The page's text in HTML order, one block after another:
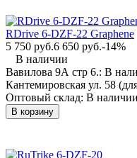
недозаряда.
Вибрация.
трансмиссии или
активной массы на
электропроводность
заявленных 400-700
1:0 в пользу
RDrive 6-DZF-22 Graphene
5 750 руб.6 650 руб.-14%
В наличии
Вавилова 9А стр 6.: В
Кантемировская ул. 58
Оптовый склад: В наличии
В корзину